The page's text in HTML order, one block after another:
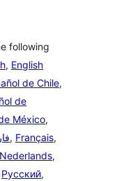
following
, English
de Chile,
de
México,
, Français,
Nederlands,
Русский,